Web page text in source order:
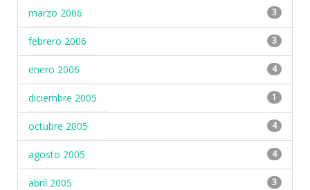
marzo 2006 3
febrero 2006 3
enero 2006 4
diciembre 2005 1
octubre 2005 4
agosto 2005 4
abril 2005 3